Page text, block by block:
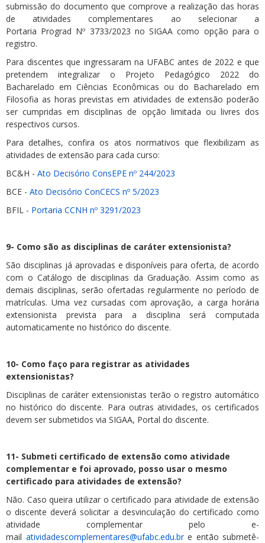
submissão do documento que comprove a realização das horas
de atividades complementares ao selecionar a
Portaria Prograd Nº 3733/2023 no SIGAA como opção para o
registro.
Para discentes que ingressaram na UFABC antes de 2022 e que
pretendem integralizar o Projeto Pedagógico 2022 do
Bacharelado em Ciências Econômicas ou do Bacharelado em
Filosofia as horas previstas em atividades de extensão poderão
ser cumpridas em disciplinas de opção limitada ou livres dos
respectivos cursos.
Para detalhes, confira os atos normativos que flexibilizam as
atividades de extensão para cada curso:
BC&H - Ato Decisório ConsEPE nº 244/2023
BCE - Ato Decisório ConCECS nº 5/2023
BFIL - Portaria CCNH nº 3291/2023
9- Como são as disciplinas de caráter extensionista?
São disciplinas já aprovadas e disponíveis para oferta, de acordo
com o Catálogo de disciplinas da Graduação. Assim como as
demais disciplinas, serão ofertadas regularmente no período de
matrículas. Uma vez cursadas com aprovação, a carga horária
extensionista prevista para a disciplina será computada
automaticamente no histórico do discente.
10- Como faço para registrar as atividades
extensionistas?
Disciplinas de caráter extensionistas terão o registro automático
no histórico do discente. Para outras atividades, os certificados
devem ser submetidos via SIGAA, Portal do discente.
11- Submeti certificado de extensão como atividade
complementar e foi aprovado, posso usar o mesmo
certificado para atividades de extensão?
Não. Caso queira utilizar o certificado para atividade de extensão
o discente deverá solicitar a desvinculação do certificado como
atividade complementar pelo e-
mail atividadescomplementares@ufabc.edu.bre então submetê-